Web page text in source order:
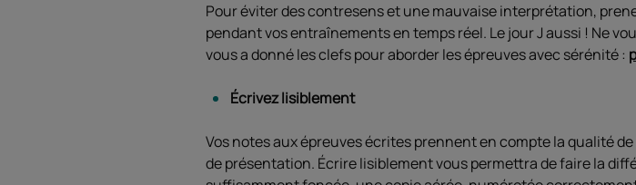
Pour éviter des contresens et une mauvaise interprétation,
pendant vos entraînements en temps réel. Le jour J aussi ! Ne
vous a donné les clefs pour aborder les épreuves avec sérénité :
Écrivez lisiblement
Vos notes aux épreuves écrites prennent en compte la qualité
de présentation. ​Écrire lisiblement vous permettra de faire la